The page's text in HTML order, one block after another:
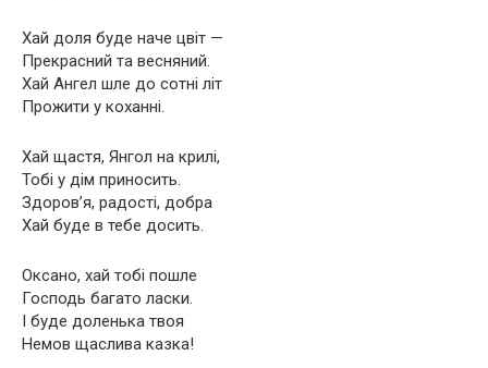
Хай доля буде наче цвіт —
Прекрасний та весняний.
Хай Ангел шле до сотні літ
Прожити у коханні.
Хай щастя, Янгол на крилі,
Тобі у дім приносить.
Здоров’я, радості, добра
Хай буде в тебе досить.
Оксано, хай тобі пошле
Господь багато ласки.
І буде доленька твоя
Немов щаслива казка!